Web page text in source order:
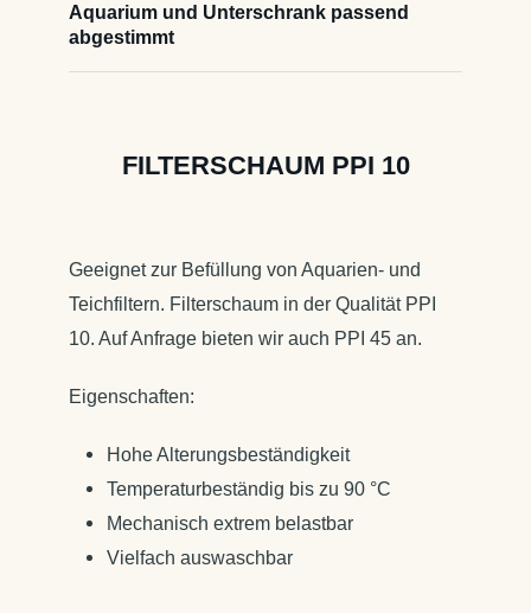
Aquarium und Unterschrank passend
abgestimmt
FILTERSCHAUM PPI 10
Geeignet zur Befüllung von Aquarien- und
Teichfiltern. Filterschaum in der Qualität PPI
10. Auf Anfrage bieten wir auch PPI 45 an.
Eigenschaften:
Hohe Alterungsbeständigkeit
Temperaturbeständig bis zu 90 °C
Mechanisch extrem belastbar
Vielfach auswaschbar